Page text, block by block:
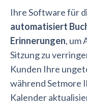
Ihre Software für
automatisiert
Erinnerungen, um
Sitzung zu
Kunden Ihre
während Setmore
Kalender